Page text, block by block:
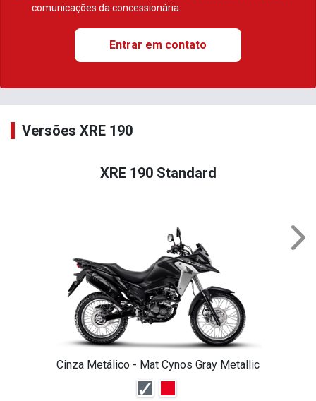
comunicações da concessionária.
Entrar em contato
Versões XRE 190
XRE 190 Standard
Cinza Metálico - Mat Cynos Gray Metallic